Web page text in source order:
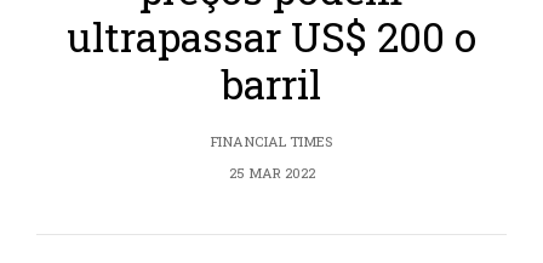
ultrapassar US$ 200 o
barril
FINANCIAL TIMES
25 MAR 2022